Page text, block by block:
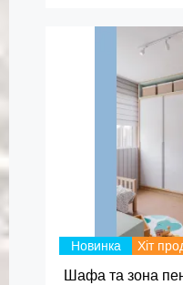
Новинка Хіт
Шафа та зона